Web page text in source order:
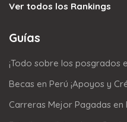
Ver todos los Rankings
Guías
¡Todo sobre los posgrados
Becas en Perú ¡Apoyos y
Carreras Mejor Pagadas en